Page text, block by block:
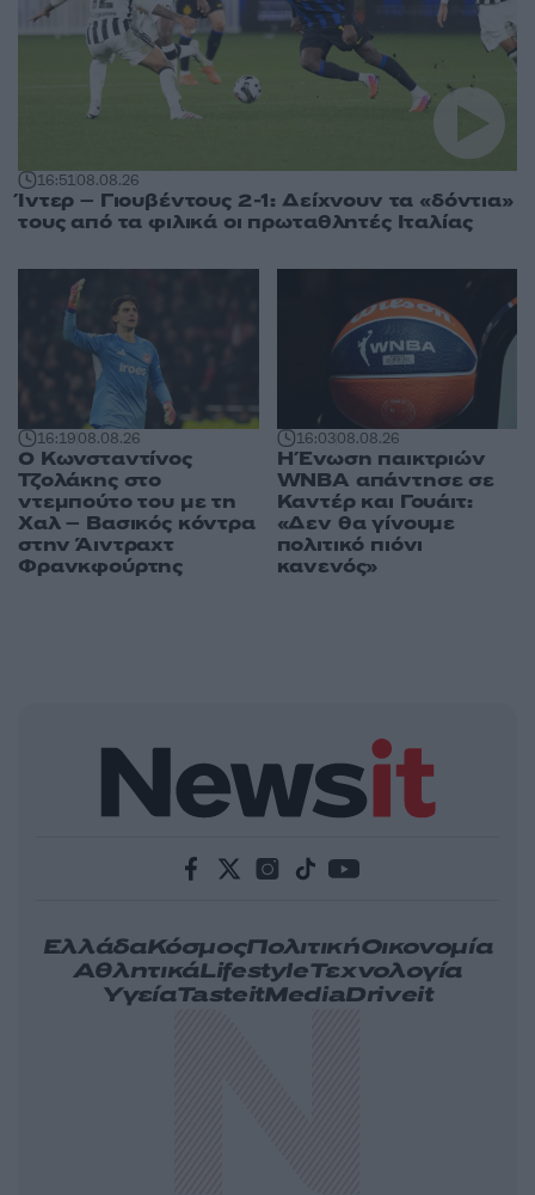
16:5108.08.26
Ίντερ – Γιουβέντους 2-1: Δείχνουν τα «δόντια»
τους από τα φιλικά οι πρωταθλητές Ιταλίας
16:1908.08.26
Ο Κωνσταντίνος
Τζολάκης στο
ντεμπούτο του με τη
Χαλ – Βασικός κόντρα
στην Άιντραχτ
Φρανκφούρτης
16:0308.08.26
Η Ένωση παικτριών
WNBA απάντησε σε
Καντέρ και Γουάιτ:
«Δεν θα γίνουμε
πολιτικό πιόνι
κανενός»
ΕλλάδαΚόσμοςΠολιτικήΟικονομία
ΑθλητικάLifestyleΤεχνολογία
ΥγείαTasteitMediaDriveit